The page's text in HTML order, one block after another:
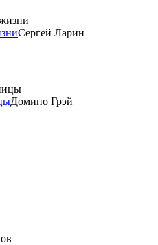
Сергей Ларин
Домино Грэй